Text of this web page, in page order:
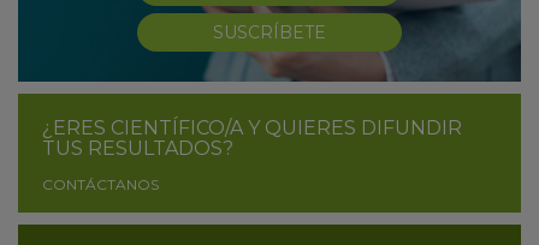
SUSCRÍBETE
¿ERES CIENTÍFICO/A Y QUIERES DIFUNDIR
TUS RESULTADOS?
CONTÁCTANOS